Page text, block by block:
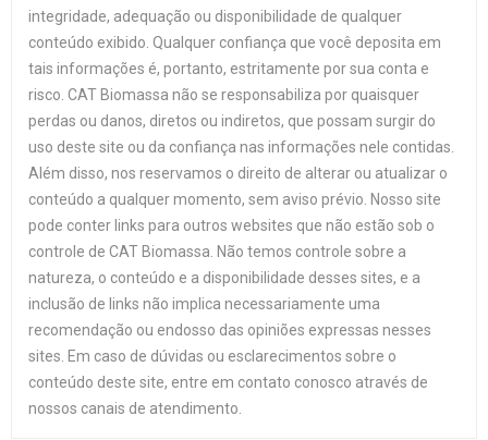
integridade, adequação ou disponibilidade de qualquer
conteúdo exibido. Qualquer confiança que você deposita em
tais informações é, portanto, estritamente por sua conta e
risco. CAT Biomassa não se responsabiliza por quaisquer
perdas ou danos, diretos ou indiretos, que possam surgir do
uso deste site ou da confiança nas informações nele contidas.
Além disso, nos reservamos o direito de alterar ou atualizar o
conteúdo a qualquer momento, sem aviso prévio. Nosso site
pode conter links para outros websites que não estão sob o
controle de CAT Biomassa. Não temos controle sobre a
natureza, o conteúdo e a disponibilidade desses sites, e a
inclusão de links não implica necessariamente uma
recomendação ou endosso das opiniões expressas nesses
sites. Em caso de dúvidas ou esclarecimentos sobre o
conteúdo deste site, entre em contato conosco através de
nossos canais de atendimento.